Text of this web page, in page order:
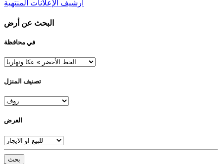
أرشيف الإعلانات المنتهية
البحث عن أرض
في محافظة
تصنيف المنزل
العرض
بحث